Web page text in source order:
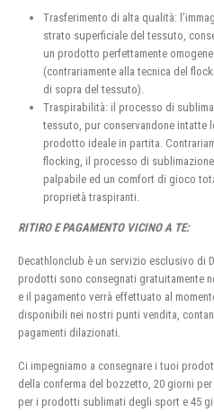
Trasferimento di alta qualità:
strato superficiale del tessuto,
un prodotto perfettamente
(contrariamente alla tecnica del
di sopra del tessuto).
Traspirabilità: il processo di
tessuto, pur conservandone intatte
prodotto ideale in partita.
flocking, il processo di
palpabile ed un comfort di gioco
proprietà traspiranti.
RITIRO E PAGAMENTO VICINO A TE:
Decathlonclub è un servizio esclusivo di
prodotti sono consegnati gratuitamente
e il pagamento verrà effettuato al
disponibili nei nostri punti vendita,
pagamenti dilazionati.
Ci impegniamo a consegnare i tuoi
della conferma del bozzetto, 20 giorni
per i prodotti sublimati degli sport e 45